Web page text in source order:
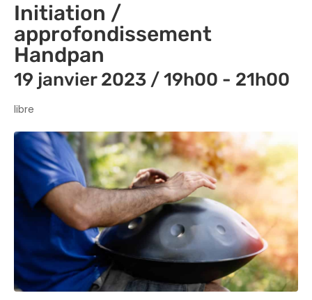
Initiation /
approfondissement
Handpan
19 janvier 2023 / 19h00 - 21h00
libre